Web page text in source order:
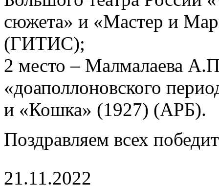
сюжета» и «Мастер и
(ГИТИС);
2 место – Малмалаева
«доаполлоновского
и «Кошка» (1927) (АРБ).
Поздравляем всех
21.11.2022